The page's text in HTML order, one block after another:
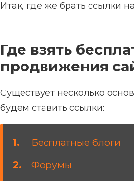
Итак, где же брать ссылки
Где взять
продвижения
Существует несколько
будем ставить ссылки:
Бесплатные блоги
Форумы